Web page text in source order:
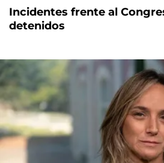
Incidentes frente al
detenidos